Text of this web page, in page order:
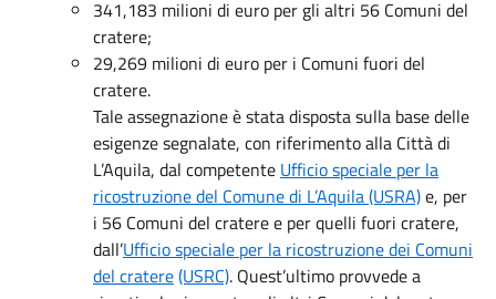
341,183 milioni di euro per gli altri 56 Comuni del
cratere;
29,269 milioni di euro per i Comuni fuori del
cratere.
Tale assegnazione è stata disposta sulla base delle
esigenze segnalate, con riferimento alla Città di
L’Aquila, dal competente Ufficio speciale per la
ricostruzione del Comune di L’Aquila (USRA)e, per
i 56 Comuni del cratere e per quelli fuori cratere,
dall’Ufficio speciale per la ricostruzione dei Comuni
del cratere(USRC). Quest’ultimo provvede a